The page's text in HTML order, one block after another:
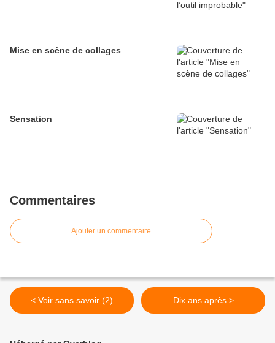
Mise en scène de collages
Sensation
Commentaires
Ajouter un commentaire
< Voir sans savoir (2) Dix ans après >